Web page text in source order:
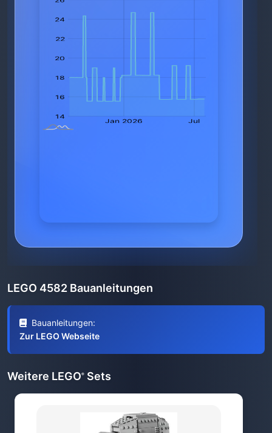
LEGO 4582 Bauanleitungen
Bauanleitungen:
Zur LEGO Webseite
Weitere LEGO® Sets